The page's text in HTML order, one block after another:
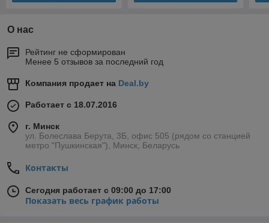
О нас
Рейтинг не сформирован
Менее 5 отзывов за последний год
Компания продает на Deal.by
Работает с 18.07.2016
г. Минск
ул. Болеслава Берута, 3Б, офис 505 (рядом со станцией
метро "Пушкинская"), Минск, Беларусь
Контакты
Сегодня работает с 09:00 до 17:00
Показать весь график работы